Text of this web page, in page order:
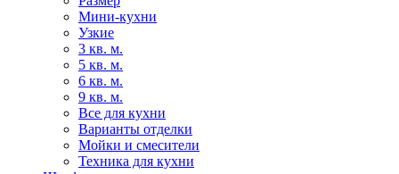
Мини-кухни
Узкие
3 кв. м.
5 кв. м.
6 кв. м.
9 кв. м.
Все для кухни
Варианты отделки
Мойки и смесители
Техника для кухни